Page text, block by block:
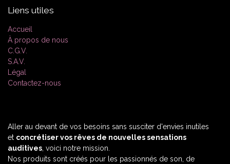
Liens utiles
Accueil
À propos de nous
C.G.V.
S.A.V.
Légal
Contactez-nous
Aller au devant de vos besoins sans susciter d'envies inutiles
et concrétiser vos rêves de nouvelles sensations
auditives , voici notre mission.
Nos produits sont créés pour les passionnés de son, de